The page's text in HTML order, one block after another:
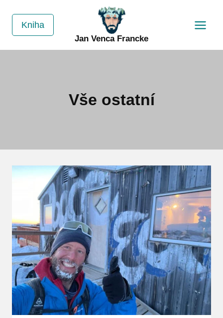
Kniha
Jan Venca Francke
Vše ostatní